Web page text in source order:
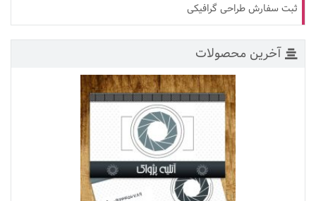
ثبت سفارش طراحی گرافیکی
آخرین محصولات